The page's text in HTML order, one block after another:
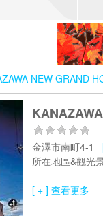
NEW GRAND
金澤市南町4-1
所在地區&觀光
[ + ] 查看更多